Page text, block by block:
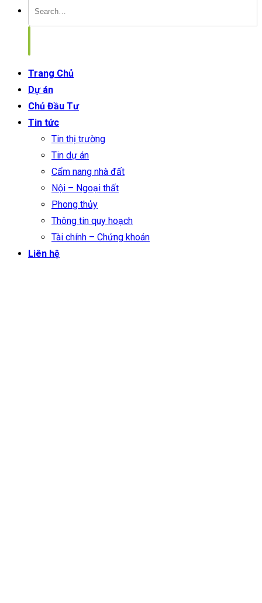
Trang Chủ
Dự án
Chủ Đầu Tư
Tin tức
Tin thị trường
Tin dự án
Cẩm nang nhà đất
Nội – Ngoại thất
Phong thủy
Thông tin quy hoạch
Tài chính – Chứng khoán
Liên hệ